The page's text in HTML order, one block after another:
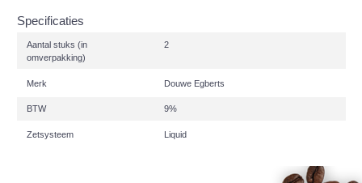
Specificaties
Aantal stuks (in
omverpakking)
2
Merk Douwe Egberts
BTW 9%
Zetsysteem Liquid